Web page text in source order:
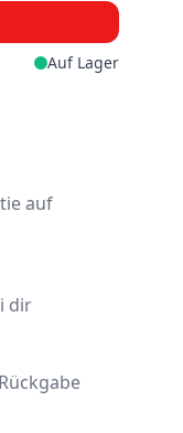
Auf Lager
auf
dir